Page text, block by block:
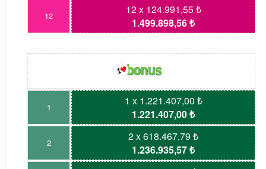
12
12 x 124.991,55 ₺
1.499.898,56 ₺
1
1 x 1.221.407,00 ₺
1.221.407,00 ₺
2
2 x 618.467,79 ₺
1.236.935,57 ₺